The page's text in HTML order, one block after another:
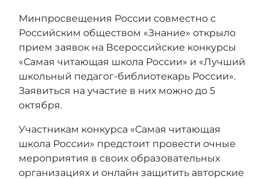
Минпросвещения России совместно с
Российским обществом «Знание» открыло
прием заявок на Всероссийские конкурсы
«Самая читающая школа России» и «Лучший
школьный педагог-библиотекарь России».
Заявиться на участие в них можно до 5
октября.
Участникам конкурса «Самая читающая
школа России» предстоит провести очные
мероприятия в своих образовательных
организациях и онлайн защитить авторские